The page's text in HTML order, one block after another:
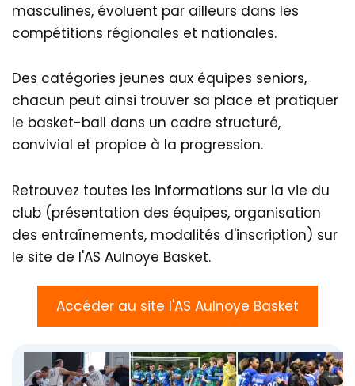
masculines, évoluent par ailleurs dans les
compétitions régionales et nationales.
Des catégories jeunes aux équipes seniors,
chacun peut ainsi trouver sa place et pratiquer
le basket-ball dans un cadre structuré,
convivial et propice à la progression.
Retrouvez toutes les informations sur la vie du
club (présentation des équipes, organisation
des entraînements, modalités d'inscription) sur
le site de l'AS Aulnoye Basket.
Accéder au site l'AS Aulnoye Basket